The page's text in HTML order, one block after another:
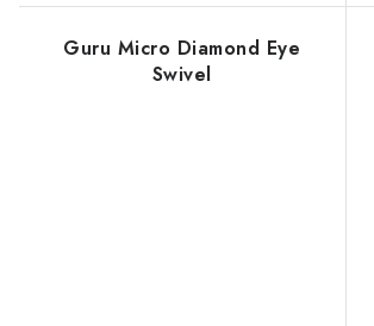
Guru Micro Diamond Eye
Swivel